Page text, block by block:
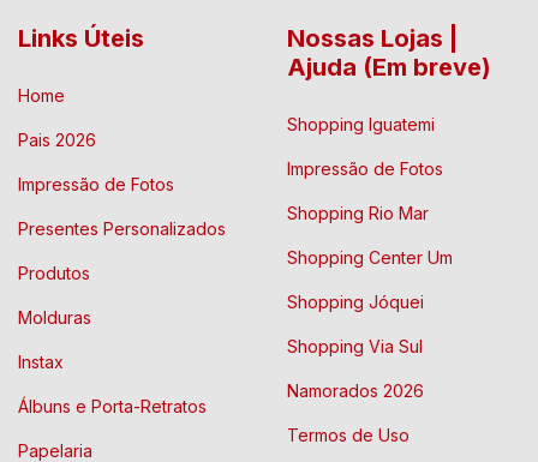
Links Úteis
Home
Pais 2026
Impressão de Fotos
Presentes Personalizados
Produtos
Molduras
Instax
Álbuns e Porta-Retratos
Papelaria
Nossas Lojas |
Ajuda (Em breve)
Shopping Iguatemi
Impressão de Fotos
Shopping Rio Mar
Shopping Center Um
Shopping Jóquei
Shopping Via Sul
Namorados 2026
Termos de Uso